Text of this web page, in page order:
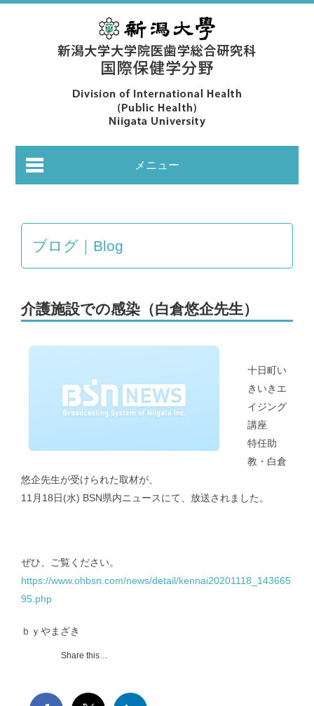
メニュー
あいさつ｜Greeting
メンバー｜Member
アクセス｜Access
都道府県別のCOVID-19患者推移｜COVID-19 patients at prefecture
level
effective reproduction number at Niigata
ブログ｜Blog
介護施設での感染（白倉悠企先生）
十日町い
きいきエ
イジング
講座
特任助
教・白倉
悠企先生が受けられた取材が、
11月18日(水) BSN県内ニュースにて、放送されました。
ぜひ、ご覧ください。
https://www.ohbsn.com/news/detail/kennai20201118_143665
95.php
ｂｙやまざき
Share this…